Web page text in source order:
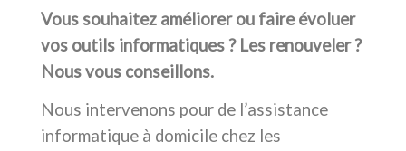
Vous souhaitez améliorer ou faire évoluer
vos outils informatiques ? Les renouveler ?
Nous vous conseillons.
Nous intervenons pour de l’assistance
informatique à domicile chez les